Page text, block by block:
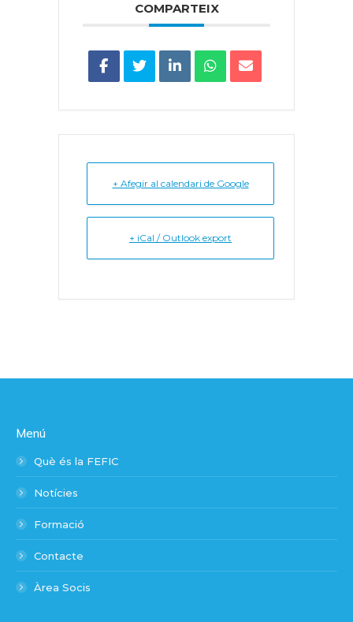
COMPARTEIX
+ Afegir al calendari de Google
+ iCal / Outlook export
Menú
Què és la FEFIC
Notícies
Formació
Contacte
Àrea Socis